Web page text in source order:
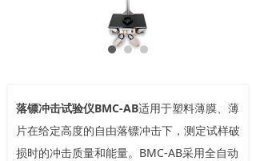
落镖冲击试验仪BMC-AB适用于塑料薄膜、薄
片在给定高度的自由落镖冲击下，测定试样破
损时的冲击质量和能量。BMC-AB采用全自动